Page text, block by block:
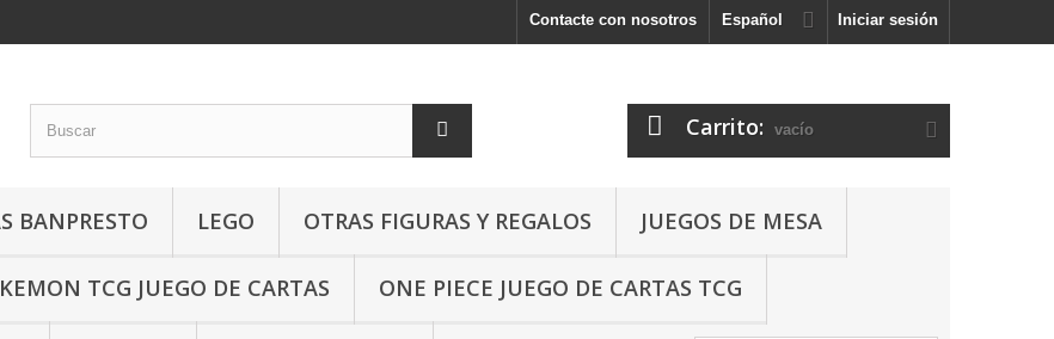
Iniciar sesión
Español
Contacte con nosotros
Carrito: vacío
BANPRESTO LEGO OTRAS FIGURAS Y REGALOS JUEGOS DE MESA
TCG JUEGO DE CARTAS ONE PIECE JUEGO DE CARTAS TCG